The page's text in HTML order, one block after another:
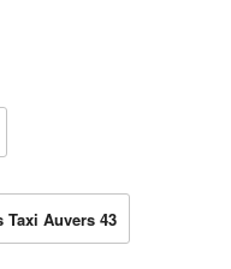
Taxi Auvers 43